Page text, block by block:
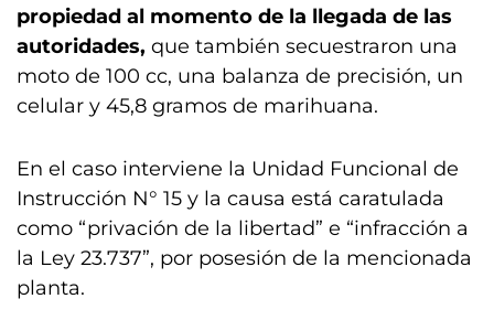
propiedad al momento de la llegada de las
autoridades, que también secuestraron una
moto de 100 cc, una balanza de precisión, un
celular y 45,8 gramos de marihuana.
En el caso interviene la Unidad Funcional de
Instrucción N° 15 y la causa está caratulada
como “privación de la libertad” e “infracción a
la Ley 23.737”, por posesión de la mencionada
planta.